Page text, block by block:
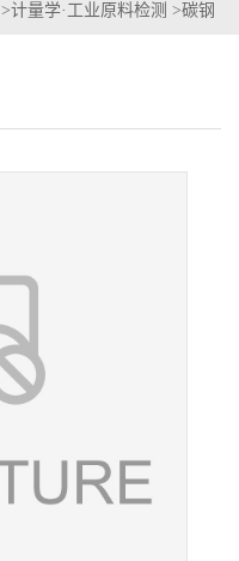
>计量学·工业原料检测 >碳钢